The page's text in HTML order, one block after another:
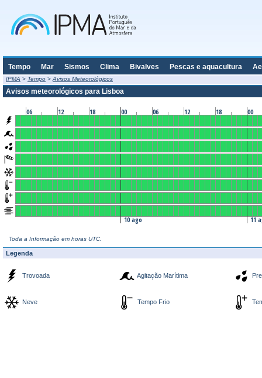
Tempo Mar Sismos Clima Bivalves Pescas e aquacultura
IPMA > Tempo > Avisos Meteorológicos
Avisos meteorológicos para Lisboa
06 12 18 00 06 12 18 00
10 ago 11
Toda a Informação em horas UTC.
Legenda
Trovoada Agitação Marítima
Neve Tempo Frio